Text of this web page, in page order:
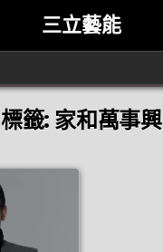
三立藝能
標籤: 家和萬事興